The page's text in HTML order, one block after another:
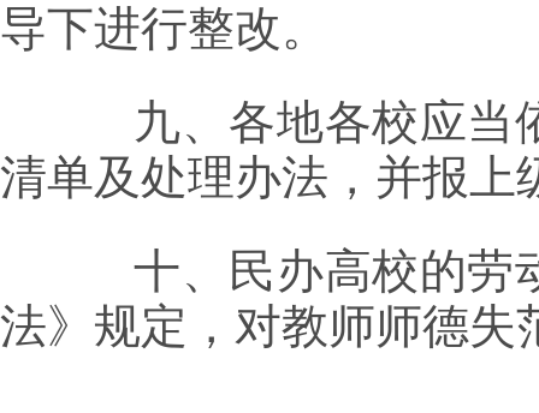
导下进行整改。
九、各地各校应当依
清单及处理办法，并报上
十、民办高校的劳动
法》规定，对教师师德